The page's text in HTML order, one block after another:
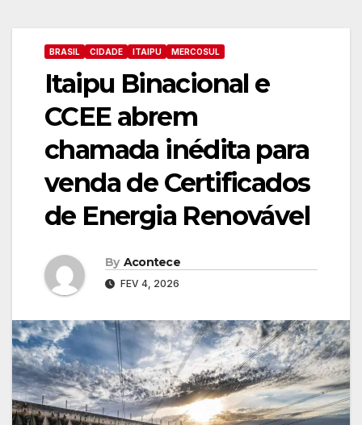
BRASIL CIDADE ITAIPU MERCOSUL
Itaipu Binacional e
CCEE abrem
chamada inédita para
venda de Certificados
de Energia Renovável
By Acontece
FEV 4, 2026